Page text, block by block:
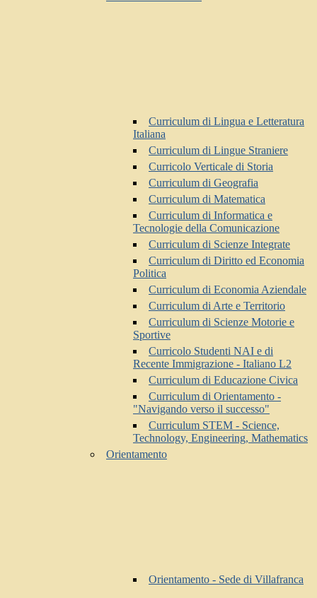
Curriculum di Lingua e Letteratura
Italiana
Curriculum di Lingue Straniere
Curricolo Verticale di Storia
Curriculum di Geografia
Curriculum di Matematica
Curriculum di Informatica e
Tecnologie della Comunicazione
Curriculum di Scienze Integrate
Curriculum di Diritto ed Economia
Politica
Curriculum di Economia Aziendale
Curriculum di Arte e Territorio
Curriculum di Scienze Motorie e
Sportive
Curricolo Studenti NAI e di
Recente Immigrazione - Italiano L2
Curriculum di Educazione Civica
Curriculum di Orientamento -
"Navigando verso il successo"
Curriculum STEM - Science,
Technology, Engineering, Mathematics
Orientamento
Orientamento - Sede di Villafranca